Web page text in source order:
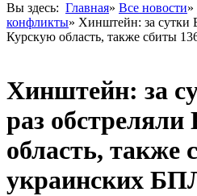
Вы здесь: Главная» Все новости»
конфликты» Хинштейн: за сутки
Курскую область, также сбиты
Хинштейн: за
раз
область, также
украинских